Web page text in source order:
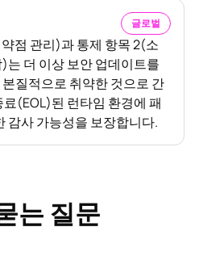
글로벌
점 관리)과 통제 항목 2(소
는 더 이상 보안 업데이트를
질적으로 취약한 것으로 간
(EOL)된 런타임 환경에 패
감사 가능성을 보장합니다.
는 질문